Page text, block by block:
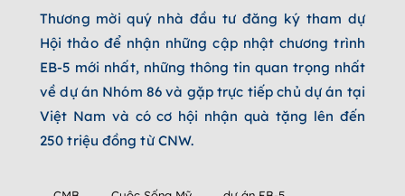
Thương mời quý nhà đầu tư đăng ký tham dự
Hội thảo để nhận những cập nhật chương trình
EB-5 mới nhất, những thông tin quan trọng nhất
về dự án Nhóm 86 và gặp trực tiếp chủ dự án tại
Việt Nam và có cơ hội nhận quà tặng lên đến
250 triệu đồng từ CNW.